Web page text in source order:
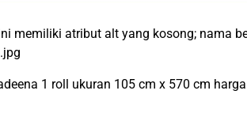
1 roll ukuran 105 cm x 570 cm